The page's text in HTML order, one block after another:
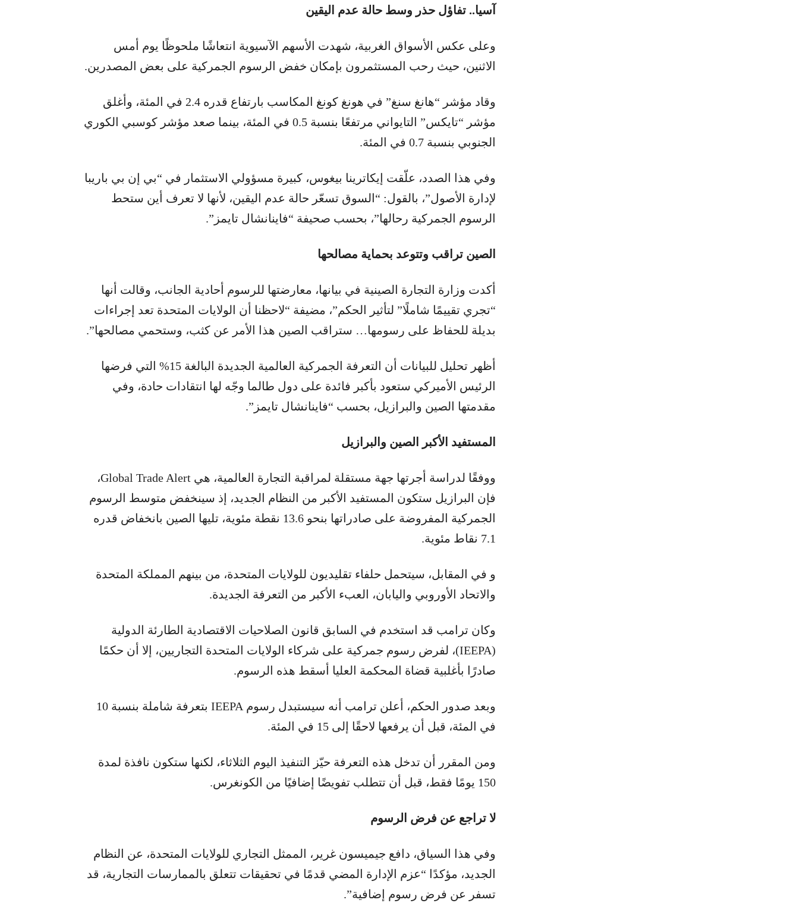
آسيا.. تفاؤل حذر وسط حالة عدم اليقين
وعلى عكس الأسواق الغربية، شهدت الأسهم الآسيوية انتعاشًا ملحوظًا يوم أمس
الاثنين، حيث رحب المستثمرون بإمكان خفض الرسوم الجمركية على بعض المصدرين.
وقاد مؤشر “هانغ سنغ” في هونغ كونغ المكاسب بارتفاع قدره 2.4 في المئة، وأغلق
مؤشر “تايكس” التايواني مرتفعًا بنسبة 0.5 في المئة، بينما صعد مؤشر كوسبي الكوري
الجنوبي بنسبة 0.7 في المئة.
وفي هذا الصدد، علّقت إيكاترينا بيغوس، كبيرة مسؤولي الاستثمار في “بي إن بي باريبا
لإدارة الأصول”، بالقول: “السوق تسعّر حالة عدم اليقين، لأنها لا تعرف أين ستحط
الرسوم الجمركية رحالها”، بحسب صحيفة “فاينانشال تايمز”.
الصين تراقب وتتوعد بحماية مصالحها
أكدت وزارة التجارة الصينية في بيانها، معارضتها للرسوم أحادية الجانب، وقالت أنها
“تجري تقييمًا شاملًا” لتأثير الحكم”، مضيفة “لاحظنا أن الولايات المتحدة تعد إجراءات
بديلة للحفاظ على رسومها… ستراقب الصين هذا الأمر عن كثب، وستحمي مصالحها”.
أظهر تحليل للبيانات أن التعرفة الجمركية العالمية الجديدة البالغة 15% التي فرضها
الرئيس الأميركي ستعود بأكبر فائدة على دول طالما وجّه لها انتقادات حادة، وفي
مقدمتها الصين والبرازيل، بحسب “فاينانشال تايمز”.
المستفيد الأكبر الصين والبرازيل
ووفقًا لدراسة أجرتها جهة مستقلة لمراقبة التجارة العالمية، هي Global Trade Alert،
فإن البرازيل ستكون المستفيد الأكبر من النظام الجديد، إذ سينخفض متوسط الرسوم
الجمركية المفروضة على صادراتها بنحو 13.6 نقطة مئوية، تليها الصين بانخفاض قدره
7.1 نقاط مئوية.
و في المقابل، سيتحمل حلفاء تقليديون للولايات المتحدة، من بينهم المملكة المتحدة
والاتحاد الأوروبي واليابان، العبء الأكبر من التعرفة الجديدة.
وكان ترامب قد استخدم في السابق قانون الصلاحيات الاقتصادية الطارئة الدولية
(IEEPA)، لفرض رسوم جمركية على شركاء الولايات المتحدة التجاريين، إلا أن حكمًا
صادرًا بأغلبية قضاة المحكمة العليا أسقط هذه الرسوم.
وبعد صدور الحكم، أعلن ترامب أنه سيستبدل رسوم IEEPA بتعرفة شاملة بنسبة 10
في المئة، قبل أن يرفعها لاحقًا إلى 15 في المئة.
ومن المقرر أن تدخل هذه التعرفة حيّز التنفيذ اليوم الثلاثاء، لكنها ستكون نافذة لمدة
150 يومًا فقط، قبل أن تتطلب تفويضًا إضافيًا من الكونغرس.
لا تراجع عن فرض الرسوم
وفي هذا السياق، دافع جيميسون غرير، الممثل التجاري للولايات المتحدة، عن النظام
الجديد، مؤكدًا “عزم الإدارة المضي قدمًا في تحقيقات تتعلق بالممارسات التجارية، قد
تسفر عن فرض رسوم إضافية”.